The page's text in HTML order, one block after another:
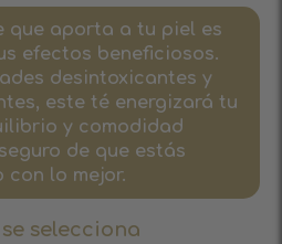
que aporta a tu piel es
efectos beneficiosos.
desintoxicantes y
este té energizará tu
y comodidad
de que estás
con lo mejor.
selecciona